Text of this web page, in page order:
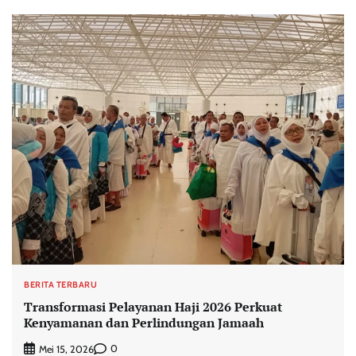
BERITA TERBARU
Transformasi Pelayanan Haji 2026 Perkuat
Kenyamanan dan Perlindungan Jamaah
Mei 15, 2026 0